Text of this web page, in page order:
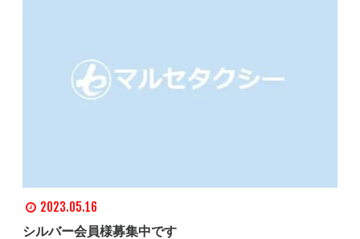
2023.05.16
シルバー会員様募集中です